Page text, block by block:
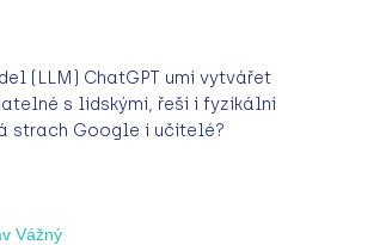
(LLM) ChatGPT umí vytvářet
s lidskými, řeší i fyzikální
strach Google i učitelé?
Vážný